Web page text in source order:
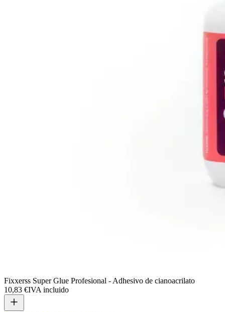
Fixxerss Super Glue Profesional - Adhesivo de cianoacrilato
10,83 €IVA incluido